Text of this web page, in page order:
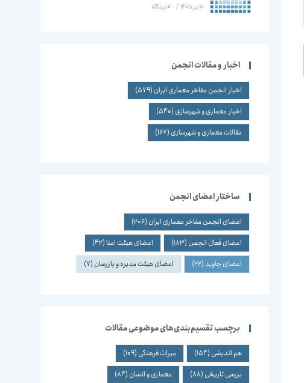
10 تیر 1405 / ۰ دیدگاه
اخبار و مقالات انجمن
اخبار انجمن مفاخر معماری ایران (579)
اخبار معماری و شهرسازی (540)
مقالات معماری و شهرسازی (167)
ساختار اعضای انجمن
اعضای انجمن مفاخر معماری ایران (206)
اعضای فعال انجمن (183) اعضای هیئت امنا(42)
اعضای جاوید(22) اعضای هیئت مدیره و بازرسان (7)
برچسب تقسیم‌بندی‌های موضوعی مقالات
هم اندیشی (154) میراث فرهنگی (109)
بررسی تاریخی (88) معماری و انسان (84)